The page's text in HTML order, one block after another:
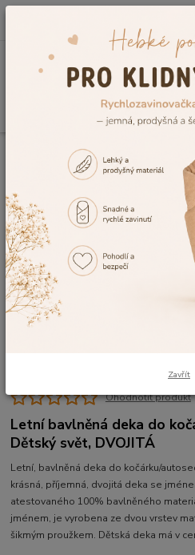
Dětské deky do kočárku
jménem a datem narození Dětský svět
Dětská deka se
narození Dětský
Akce
Ohodnotit produkt
Letní bavlněná deka do
Dětský svět, DVOJITÁ
Letní, bavlněná deka do kočárku/
krásná, příjemná, dvojitá deka se
atestovaného 100% bavlněného
jménem, je vyrobena ze dvou vrstev
šikmým proužkem. Dětská deka má v
Zavřít